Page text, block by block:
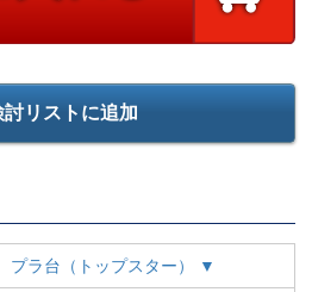
討リストに追加
プラ台（トップスター） ▼